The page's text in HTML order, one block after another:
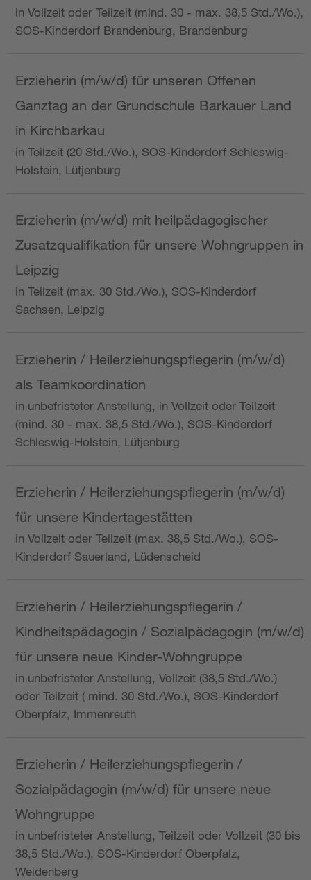
in Vollzeit oder Teilzeit (mind. 30 - max. 38,5 Std./Wo.),
SOS-Kinderdorf Brandenburg, Brandenburg
Erzieherin (m/w/d) für unseren Offenen
Ganztag an der Grundschule Barkauer Land
in Kirchbarkau
in Teilzeit (20 Std./Wo.), SOS-Kinderdorf Schleswig-
Holstein, Lütjenburg
Erzieherin (m/w/d) mit heilpädagogischer
Zusatzqualifikation für unsere Wohngruppen in
Leipzig
in Teilzeit (max. 30 Std./Wo.), SOS-Kinderdorf
Sachsen, Leipzig
Erzieherin / Heilerziehungspflegerin (m/w/d)
als Teamkoordination
in unbefristeter Anstellung, in Vollzeit oder Teilzeit
(mind. 30 - max. 38,5 Std./Wo.), SOS-Kinderdorf
Schleswig-Holstein, Lütjenburg
Erzieherin / Heilerziehungspflegerin (m/w/d)
für unsere Kindertagestätten
in Vollzeit oder Teilzeit (max. 38,5 Std./Wo.), SOS-
Kinderdorf Sauerland, Lüdenscheid
Erzieherin / Heilerziehungspflegerin /
Kindheitspädagogin / Sozialpädagogin (m/w/d)
für unsere neue Kinder-Wohngruppe
in unbefristeter Anstellung, Vollzeit (38,5 Std./Wo.)
oder Teilzeit ( mind. 30 Std./Wo.), SOS-Kinderdorf
Oberpfalz, Immenreuth
Erzieherin / Heilerziehungspflegerin /
Sozialpädagogin (m/w/d) für unsere neue
Wohngruppe
in unbefristeter Anstellung, Teilzeit oder Vollzeit (30 bis
38,5 Std./Wo.), SOS-Kinderdorf Oberpfalz,
Weidenberg